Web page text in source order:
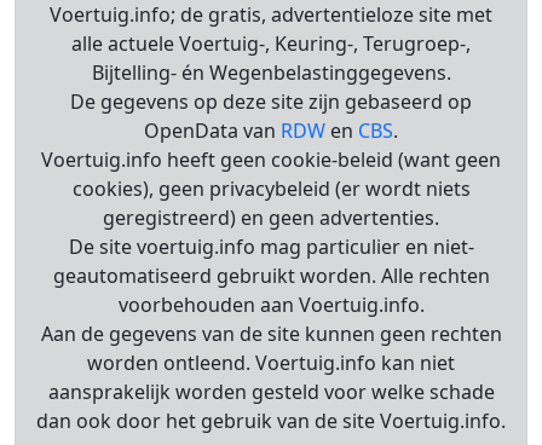
Voertuig.info; de gratis, advertentieloze site met
alle actuele Voertuig-, Keuring-, Terugroep-,
Bijtelling- én Wegenbelastinggegevens.
De gegevens op deze site zijn gebaseerd op
OpenData van RDW en CBS.
Voertuig.info heeft geen cookie-beleid (want geen
cookies), geen privacybeleid (er wordt niets
geregistreerd) en geen advertenties.
De site voertuig.info mag particulier en niet-
geautomatiseerd gebruikt worden. Alle rechten
voorbehouden aan Voertuig.info.
Aan de gegevens van de site kunnen geen rechten
worden ontleend. Voertuig.info kan niet
aansprakelijk worden gesteld voor welke schade
dan ook door het gebruik van de site Voertuig.info.